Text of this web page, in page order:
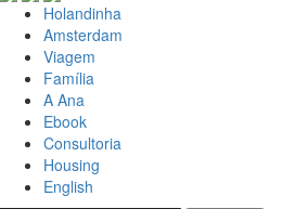
Holandinha
Amsterdam
Viagem
Família
A Ana
Ebook
Consultoria
Housing
English